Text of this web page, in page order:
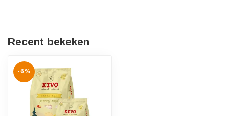
Recent bekeken
-6%